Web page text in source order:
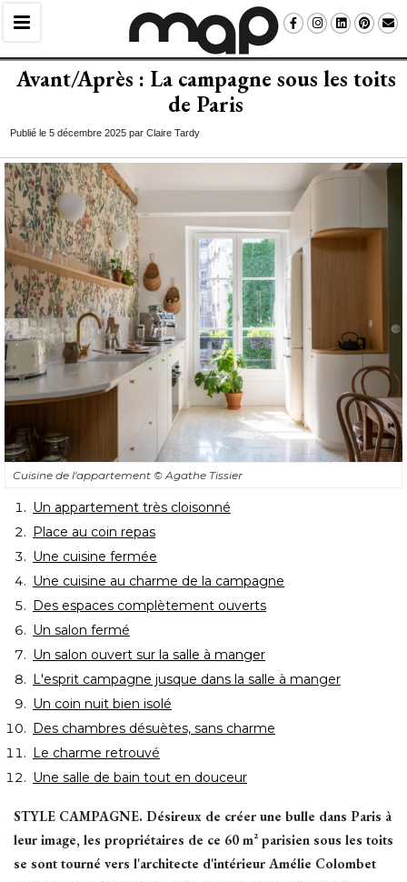
Avant/Après : La campagne sous les toits
de Paris
Publié le 5 décembre 2025 par Claire Tardy
Cuisine de l'appartement © Agathe Tissier
Un appartement très cloisonné
Place au coin repas
Une cuisine fermée
Une cuisine au charme de la campagne
Des espaces complètement ouverts
Un salon fermé
Un salon ouvert sur la salle à manger
L'esprit campagne jusque dans la salle à manger
Un coin nuit bien isolé
Des chambres désuètes, sans charme
Le charme retrouvé
Une salle de bain tout en douceur
STYLE CAMPAGNE. Désireux de créer une bulle dans Paris à
leur image, les propriétaires de ce 60 m² parisien sous les toits
se sont tourné vers l'architecte d'intérieur Amélie Colombet